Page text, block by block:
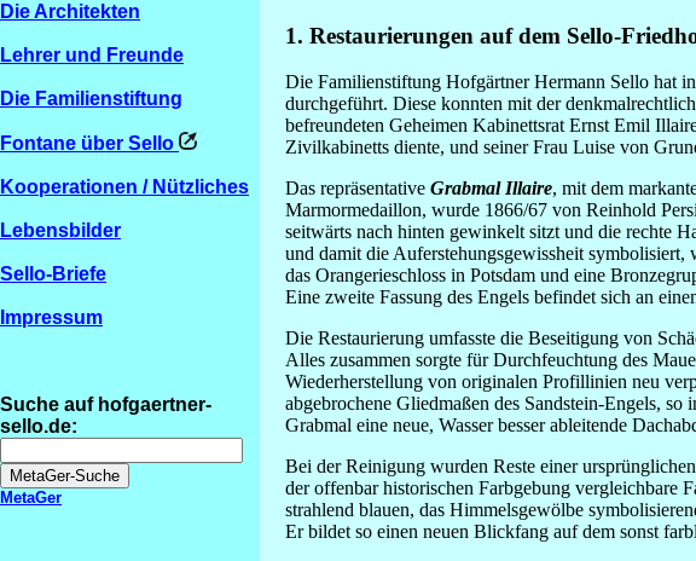
Die Architekten
Lehrer und Freunde
Die Familienstiftung
Fontane über Sello
Kooperationen / Nützliches
Lebensbilder
Sello-Briefe
Impressum
Suche auf hofgaertner-
sello.de:
MetaGer
1. Restaurierungen auf dem Sello-
Die Familienstiftung Hofgärtner Hermann Sello hat
durchgeführt. Diese konnten mit der
befreundeten Geheimen Kabinettsrat Ernst Emil
Zivilkabinetts diente, und seiner Frau Luise von
Das repräsentativeGrabmal Illaire, mit dem
Marmormedaillon, wurde 1866/67 von Reinhold
seitwärts nach hinten gewinkelt sitzt und die rechte
und damit die Auferstehungsgewissheit
das Orangerieschloss in Potsdam und eine
Eine zweite Fassung des Engels befindet sich an
Die Restaurierung umfasste die Beseitigung von
Alles zusammen sorgte für Durchfeuchtung des
Wiederherstellung von originalen Profillinien neu
abgebrochene Gliedmaßen des Sandstein-Engels,
Grabmal eine neue, Wasser besser ableitende
Bei der Reinigung wurden Reste einer
der offenbar historischen Farbgebung vergleichbare
strahlend blauen, das Himmelsgewölbe
Er bildet so einen neuen Blickfang auf dem sonst